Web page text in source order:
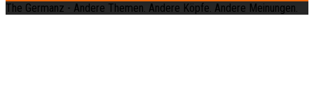
The Germanz - Andere Themen. Andere Köpfe. Andere Meinungen.